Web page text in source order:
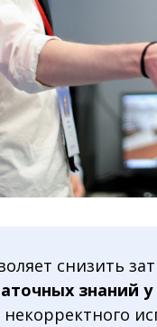
снизить
знаний